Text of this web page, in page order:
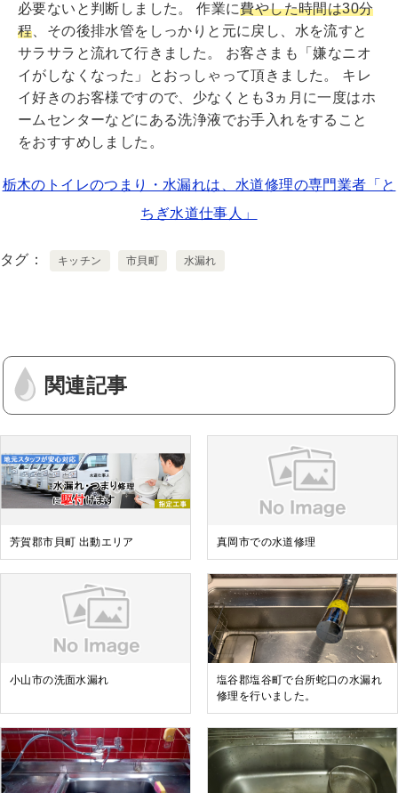
必要ないと判断しました。 作業に費やした時間は30分
程 、その後排水管をしっかりと元に戻し、水を流すと
サラサラと流れて行きました。 お客さまも「嫌なニオ
イがしなくなった」とおっしゃって頂きました。 キレ
イ好きのお客様ですので、少なくとも3ヵ月に一度はホ
ームセンターなどにある洗浄液でお手入れをすること
をおすすめしました。
栃木のトイレのつまり・水漏れは、水道修理の専門業者「と
ちぎ水道仕事人」
タグ キッチン 市貝町 水漏れ
関連記事
芳賀郡市貝町 出動エリア 真岡市での水道修理
小山市の洗面水漏れ
塩谷郡塩谷町で台所蛇口の水漏れ
修理を行いました。